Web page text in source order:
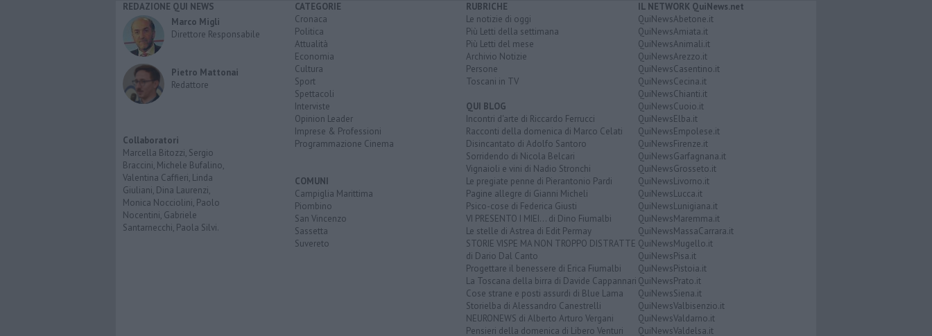
REDAZIONE QUI NEWS
Marco Migli
Direttore Responsabile
Pietro Mattonai
Redattore
Collaboratori
Marcella Bitozzi, Sergio
Braccini, Michele Bufalino,
Valentina Caffieri, Linda
Giuliani, Dina Laurenzi,
Monica Nocciolini, Paolo
Nocentini, Gabriele
Santarnecchi, Paola Silvi.
CATEGORIE
Cronaca
Politica
Attualità
Economia
Cultura
Sport
Spettacoli
Interviste
Opinion Leader
Imprese & Professioni
Programmazione Cinema
COMUNI
Campiglia Marittima
Piombino
San Vincenzo
Sassetta
Suvereto
RUBRICHE
Le notizie di oggi
Più Letti della settimana
Più Letti del mese
Archivio Notizie
Persone
Toscani in TV
QUI BLOG
Incontri d'arte di Riccardo Ferrucci
Racconti della domenica di Marco Celati
Disincantato di Adolfo Santoro
Sorridendo di Nicola Belcari
Vignaioli e vini di Nadio Stronchi
Le pregiate penne di Pierantonio Pardi
Pagine allegre di Gianni Micheli
Psico-cose di Federica Giusti
VI PRESENTO I MIEI... di Dino Fiumalbi
Le stelle di Astrea di Edit Permay
STORIE VISPE MA NON TROPPO DISTRATTE
di Dario Dal Canto
Progettare il benessere di Erica Fiumalbi
La Toscana della birra di Davide Cappannari
Cose strane e posti assurdi di Blue Lama
Storielba di Alessandro Canestrelli
NEURONEWS di Alberto Arturo Vergani
Pensieri della domenica di Libero Venturi
IL NETWORK QuiNews.net
QuiNewsAbetone.it
QuiNewsAmiata.it
QuiNewsAnimali.it
QuiNewsArezzo.it
QuiNewsCasentino.it
QuiNewsCecina.it
QuiNewsChianti.it
QuiNewsCuoio.it
QuiNewsElba.it
QuiNewsEmpolese.it
QuiNewsFirenze.it
QuiNewsGarfagnana.it
QuiNewsGrosseto.it
QuiNewsLivorno.it
QuiNewsLucca.it
QuiNewsLunigiana.it
QuiNewsMaremma.it
QuiNewsMassaCarrara.it
QuiNewsMugello.it
QuiNewsPisa.it
QuiNewsPistoia.it
QuiNewsPrato.it
QuiNewsSiena.it
QuiNewsValbisenzio.it
QuiNewsValdarno.it
QuiNewsValdelsa.it